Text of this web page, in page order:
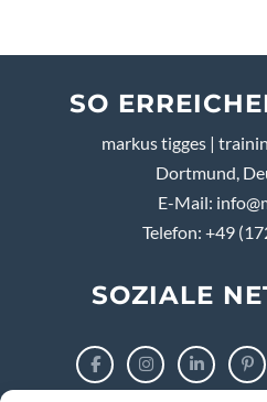
SO
markus tigges |
Dortmund,
E-Mail:
Telefon: +49
SOZIALE